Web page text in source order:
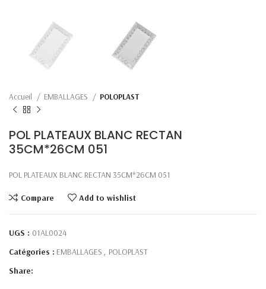
Accueil EMBALLAGES POLOPLAST
POL PLATEAUX BLANC RECTAN
35CM*26CM 051
POL PLATEAUX BLANC RECTAN 35CM*26CM 051
Compare Add to wishlist
UGS : 01AL0024
Catégories : EMBALLAGES , POLOPLAST
Share: